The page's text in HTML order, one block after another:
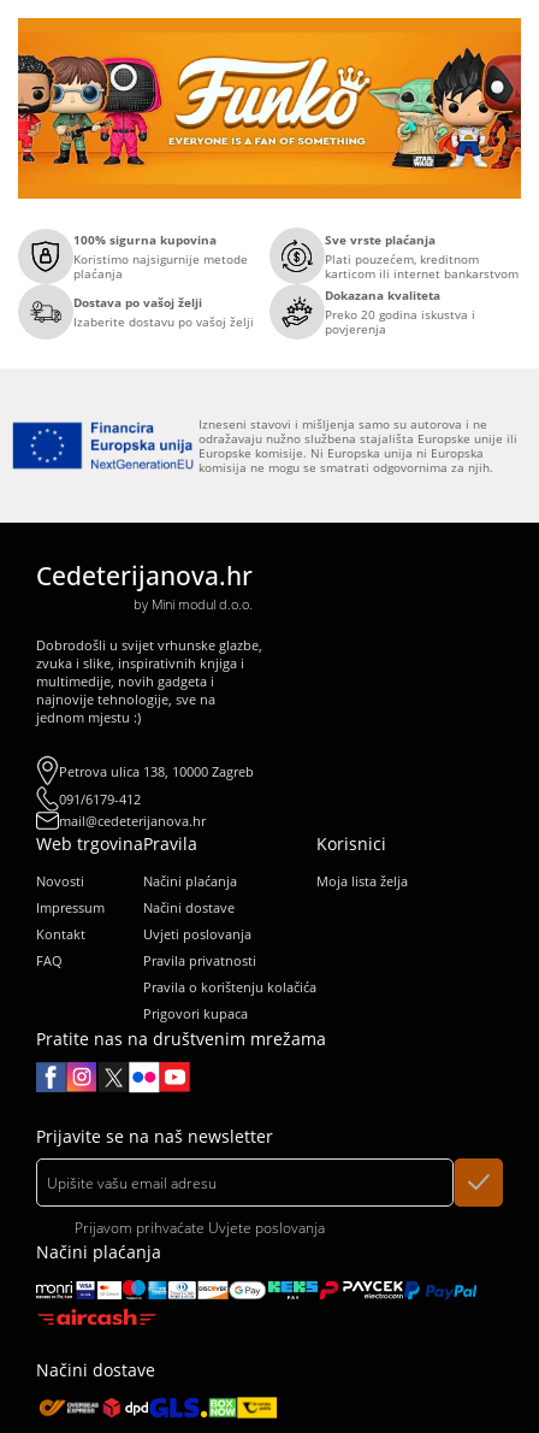
100% sigurna kupovina
Koristimo najsigurnije metode
plaćanja
Sve vrste plaćanja
Plati pouzećem, kreditnom
karticom ili internet bankarstvom
Dostava po vašoj želji
Izaberite dostavu po vašoj želji
Dokazana kvaliteta
Preko 20 godina iskustva i
povjerenja
Izneseni stavovi i mišljenja samo su autorova i ne
odražavaju nužno službena stajališta Europske unije ili
Europske komisije. Ni Europska unija ni Europska
komisija ne mogu se smatrati odgovornima za njih.
Cedeterijanova.hr
by Mini modul d.o.o.
Dobrodošli u svijet vrhunske glazbe,
zvuka i slike, inspirativnih knjiga i
multimedije, novih gadgeta i
najnovije tehnologije, sve na
jednom mjestu :)
Petrova ulica 138, 10000 Zagreb
091/6179-412
mail@cedeterijanova.hr
Web trgovina
Novosti
Impressum
Kontakt
FAQ
Pravila
Načini plaćanja
Načini dostave
Uvjeti poslovanja
Pravila privatnosti
Pravila o korištenju kolačića
Prigovori kupaca
Korisnici
Moja lista želja
Prijavite se na naš newsletter
Prijavom prihvaćate Uvjete poslovanja
Pratite nas na društvenim mrežama
Načini plaćanja
Načini dostave